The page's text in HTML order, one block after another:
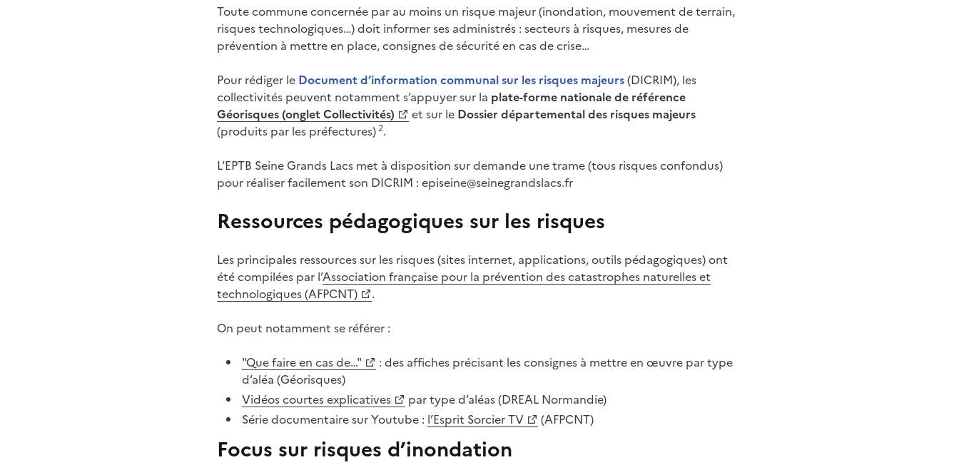
Toute commune concernée par au moins un risque majeur (inondation, mouvement de terrain,
risques technologiques…) doit informer ses administrés : secteurs à risques, mesures de
prévention à mettre en place, consignes de sécurité en cas de crise…
Pour rédiger le Document d’information communal sur les risques majeurs(DICRIM), les
collectivités peuvent notamment s’appuyer sur la plate-forme nationale de référence
Géorisques (onglet Collectivités)
et sur le Dossier départemental des risques majeurs
(produits par les préfectures)2.
L’EPTB Seine Grands Lacs met à disposition sur demande une trame (tous risques confondus)
pour réaliser facilement son DICRIM : episeine@seinegrandslacs.fr
Ressources pédagogiques sur les risques
Les principales ressources sur les risques (sites internet, applications, outils pédagogiques) ont
été compilées par l’Association française pour la prévention des catastrophes naturelles et
technologiques (AFPCNT)
.
On peut notamment se référer :
"Que faire en cas de…"
: des affiches précisant les consignes à mettre en œuvre par type
d’aléa (Géorisques)
Vidéos courtes explicatives
par type d’aléas (DREAL Normandie)
Série documentaire sur Youtube : l’Esprit Sorcier TV (AFPCNT)
Focus sur risques d’inondation